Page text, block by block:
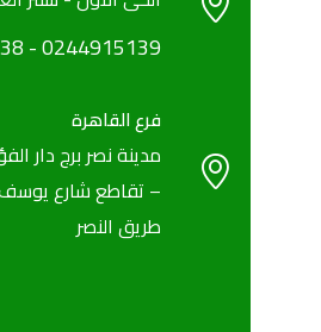
- ‎‎0244915139
فرع القاهرة
– تقاطع شارع
طريق النصر